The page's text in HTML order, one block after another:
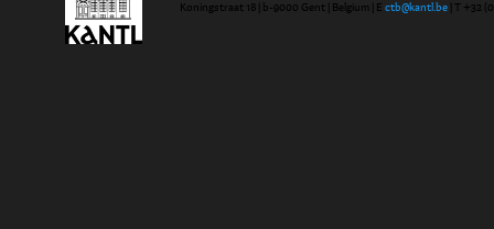
Koningstraat 18 | b-9000 Gent | Belgium | E ctb@kantl.be | T +32